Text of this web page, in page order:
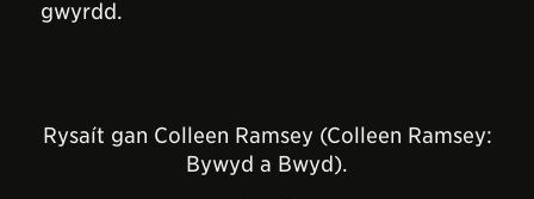
gwyrdd.
Rysaít gan Colleen Ramsey (Colleen Ramsey:
Bywyd a Bwyd).